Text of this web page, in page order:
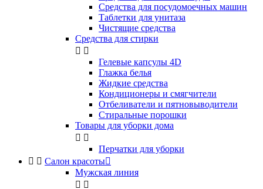
Средства для посудомоечных машин
Таблетки для унитаза
Чистящие средства
Средства для стирки
 
Гелевые капсулы 4D
Глажка белья
Жидкие средства
Кондиционеры и смягчители
Отбеливатели и пятновыводители
Стиральные порошки
Товары для уборки дома
 
Перчатки для уборки
  Салон красоты
Мужская линия
 